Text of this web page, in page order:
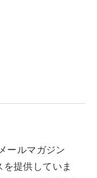
ールマガジン
提供していま